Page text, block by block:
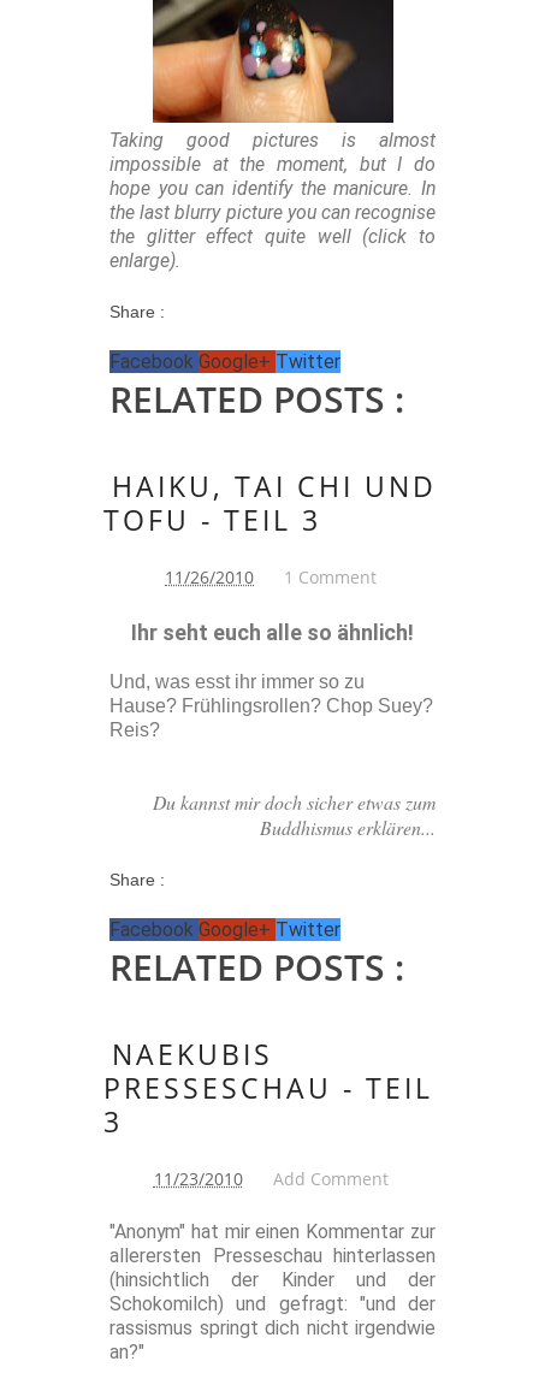
Taking good pictures is almost
impossible at the moment, but I do
hope you can identify the manicure. In
the last blurry picture you can recognise
the glitter effect quite well (click to
enlarge).
Share :
Facebook Google+ Twitter
RELATED POSTS :
HAIKU, TAI CHI UND
TOFU - TEIL 3
11/26/2010 1 Comment
Ihr seht euch alle so ähnlich!
Und, was esst ihr immer so zu
Hause? Frühlingsrollen? Chop Suey?
Reis?
Du kannst mir doch sicher etwas zum
Buddhismus erklären...
Share :
Facebook Google+ Twitter
RELATED POSTS :
NAEKUBIS
PRESSESCHAU - TEIL
3
11/23/2010 Add Comment
"Anonym" hat mir einen Kommentar zur
allerersten Presseschau hinterlassen
(hinsichtlich der Kinder und der
Schokomilch) und gefragt: "und der
rassismus springt dich nicht irgendwie
an?"